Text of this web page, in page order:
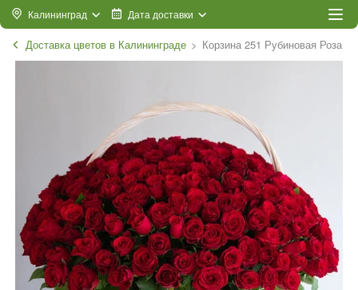
Калининград Дата доставки
Доставка цветов в Калининграде Корзина 251 Рубиновая Роза